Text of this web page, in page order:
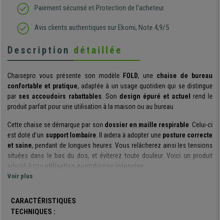
Paiement sécurisé et Protection de l'acheteur
Avis clients authentiques sur Ekomi, Note 4,9/5
Description détaillée
Chaisepro vous présente son modèle FOLD, une chaise de bureau
confortable et pratique, adaptée à un usage quotidien qui se distingue
par ses accoudoirs rabattables. Son design épuré et actuel
rend le
produit parfait pour une utilisation à la maison ou au bureau.
Cette chaise se démarque par son dossier en maille respirable. Celui-ci
est doté d’un support lombaire. Il aidera à adopter une posture correcte
et saine, pendant de longues heures. Vous relâcherez ainsi les tensions
situées dans le bas du dos, et éviterez toute douleur. Voici un produit
adapté à une
utilisation quotidienne intensive
servir.Les accoudoirs offrent alors un
bras. Dès lors que vous décidez de ne plus les utiliser, il vous
Voir plus
CARACTÉRISTIQUES
TECHNIQUES :